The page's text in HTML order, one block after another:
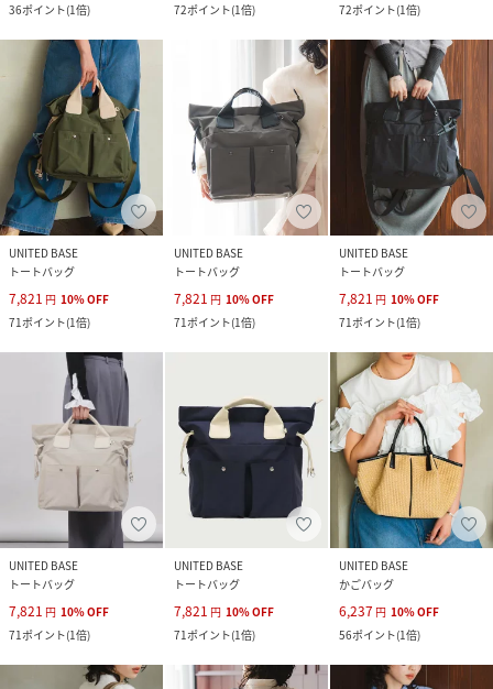
36ポイント(1倍)
72ポイント(1倍)
72ポイント(1倍)
UNITED BASE
トートバッグ
7,821 円 10%OFF
71ポイント(1倍)
UNITED BASE
トートバッグ
7,821 円 10%OFF
71ポイント(1倍)
UNITED BASE
トートバッグ
7,821 円 10%OFF
71ポイント(1倍)
UNITED BASE
トートバッグ
7,821 円 10%OFF
71ポイント(1倍)
UNITED BASE
トートバッグ
7,821 円 10%OFF
71ポイント(1倍)
UNITED BASE
かごバッグ
6,237 円 10%OFF
56ポイント(1倍)